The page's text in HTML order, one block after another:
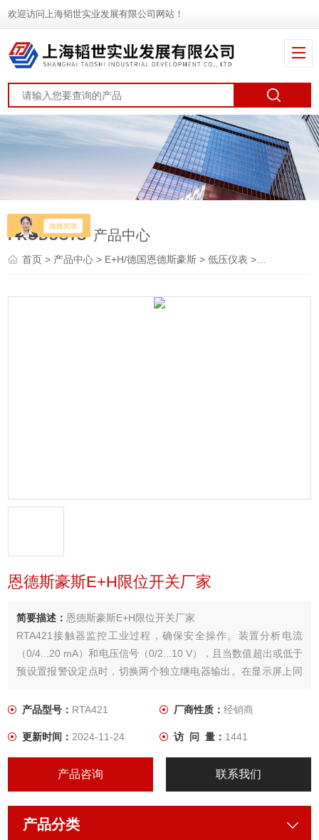
欢迎访问上海韬世实业发展有限公司网站！
PRODUCTS 产品中心
首页> 产品中心 > E+H/德国恩德斯豪斯 >低压仪表 > RTA421恩德斯豪斯E+H限位开关厂家
恩德斯豪斯E+H限位开关厂家
简要描述：恩德斯豪斯E+H限位开关厂家
RTA421接触器监控工业过程，确保安全操作。装置分析电流
（0/4...20 mA）和电压信号（0/2...10 V），且当数值超出或低于
预设置报警设定点时，切换两个独立继电器输出。在显示屏上同
产品型号： RTA421 厂商性质： 经销商
更新时间：2024-11-24 访 问 量： 1441
产品咨询 联系我们
产品分类